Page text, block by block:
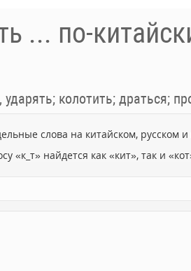
... по-
колотить; драться; производить
слова на китайском,
«к_т» найдется как «кит», так и